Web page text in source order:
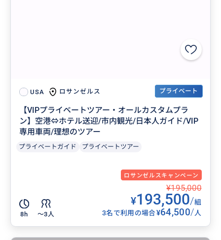
USA ロサンゼルス プライベート
【VIPプライベートツアー・オールカスタムプラ
ン】空港⇔ホテル送迎/市内観光/日本人ガイド/VIP
専用車両/理想のツアー
プライベートガイド プライベートツアー
ロサンゼルスキャンペーン
8h 〜3人
¥195,000
¥193,500/組
3名で利用の場合¥64,500/人